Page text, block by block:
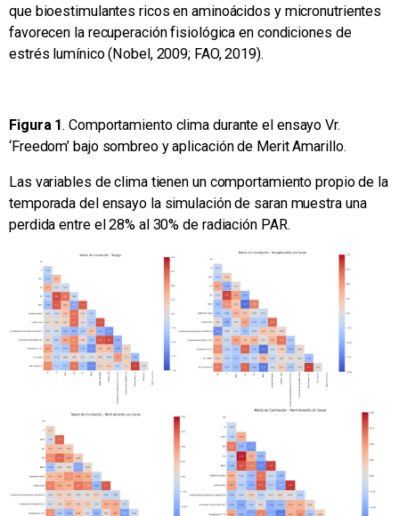
que bioestimulantes ricos en aminoácidos y micronutrientes
favorecen la recuperación fisiológica en condiciones de
estrés lumínico (Nobel, 2009; FAO, 2019).
Figura 1. Comportamiento clima durante el ensayo Vr.
‘Freedom’ bajo sombreo y aplicación de Merit Amarillo.
Las variables de clima tienen un comportamiento propio de la
temporada del ensayo la simulación de saran muestra una
perdida entre el 28% al 30% de radiación PAR.